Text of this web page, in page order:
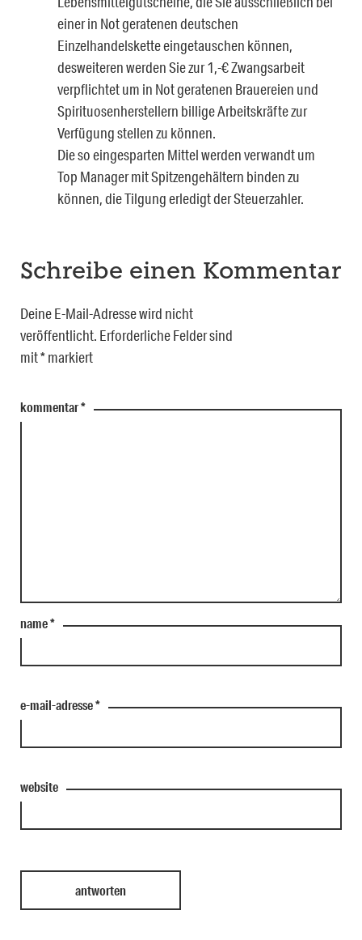
einer in Not geratenen deutschen
Einzelhandelskette eingetauschen können,
desweiteren werden Sie zur 1,-€ Zwangsarbeit
verpflichtet um in Not geratenen Brauereien und
Spirituosenherstellern billige Arbeitskräfte zur
Verfügung stellen zu können.
Die so eingesparten Mittel werden verwandt um
Top Manager mit Spitzengehältern binden zu
können, die Tilgung erledigt der Steuerzahler.
Schreibe einen Kommentar
Deine E-Mail-Adresse wird nicht
veröffentlicht. Erforderliche Felder sind
mit*markiert
kommentar*
name*
e-mail-adresse*
website